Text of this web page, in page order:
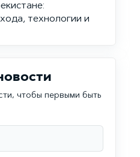
технологии и
чтобы первыми быть